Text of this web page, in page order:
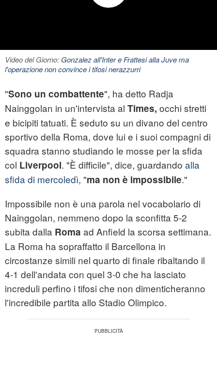
Video del Giorno: Gonzalez all'Inter e Frattesi alla Juve ma
l'operazione non convince i tifosi nerazzurri
"Sono un combattente", ha detto Radja
Nainggolan in un'intervista al Times, occhi stretti
e bicipiti tatuati. È seduto su un divano del centro
sportivo della Roma, dove lui e i suoi compagni di
squadra stanno studiando le mosse per la sfida
col Liverpool. "È difficile", dice, guardando alla
sfida di mercoledì, "ma non è impossibile."
Impossibile non è una parola nel vocabolario di
Nainggolan, nemmeno dopo la sconfitta 5-2
subita dalla Roma ad Anfield la scorsa settimana.
La Roma ha sopraffatto il Barcellona in
circostanze simili nel quarto di finale ribaltando il
4-1 dell'andata con quel 3-0 che ha lasciato
increduli perfino i tifosi che non dimenticheranno
l'incredibile partita allo Stadio Olimpico.